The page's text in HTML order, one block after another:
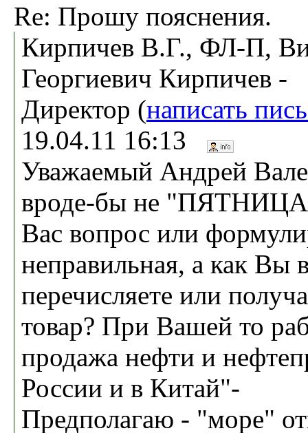
Re: Прошу пояснения.
Кирпичев В.Г., ФЛ-П,
Георгиевич Кирпичев -
Директор (написать
19.04.11 16:13
Уважаемый Андрей
вроде-бы не
Вас вопрос или
неправильная, а как Вы
перечисляете или
товар? При Вашей то
продажа нефти и
России и в Китай"-
Предполагаю - "море"